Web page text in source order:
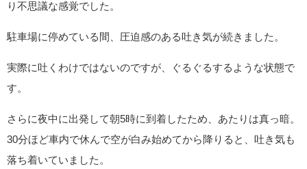
り不思議な感覚でした。
駐車場に停めている間、圧迫感のある吐き気が続きました。
実際に吐くわけではないのですが、ぐるぐるするような状態で
す。
さらに夜中に出発して朝5時に到着したため、あたりは真っ暗。
30分ほど車内で休んで空が白み始めてから降りると、吐き気も
落ち着いていました。